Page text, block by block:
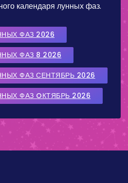
календаря лунных фаз.
ФАЗ 2026
ФАЗ 8 2026
ФАЗ СЕНТЯБРЬ 2026
ФАЗ OКТЯБРЬ 2026